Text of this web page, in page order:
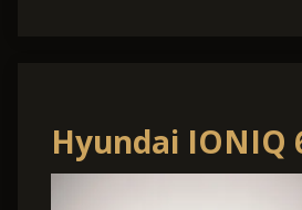
Hyundai IONIQ
Uniq Elektro